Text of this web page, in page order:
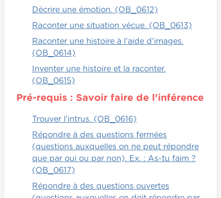
total et indiquer combien le texte contient
de mots. Alors ce sont quatre consignes
distinctes que les enfants doivent réaliser
dans l'ordre pour au bout du compte
Évidemment, si les enfants sont plus
avancés, on peut ajouter des consignes.
nombre de phrases ou le nombre de
phrases qui commencent au début d'une
ligne, par exemple. Alors, seule votre
imagination vous limite.
Décrire une émotion. (OB_0612)
Raconter une situation vécue. (OB_0613)
Raconter une histoire à l'aide d'images.
(OB_0614)
Inventer une histoire et la raconter.
(OB_0615)
Pré-requis : Savoir faire de l’inférence
Trouver l'intrus. (OB_0616)
Répondre à des questions fermées
(questions auxquelles on ne peut répondre
que par oui ou par non). Ex. : As-tu faim ?
(OB_0617)
Répondre à des questions ouvertes